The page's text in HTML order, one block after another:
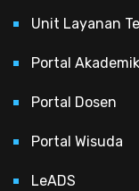
Unit Layanan
Portal Akademik
Portal Dosen
Portal Wisuda
LeADS